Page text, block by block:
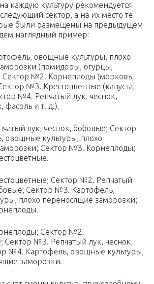
каждую культуру рекомендуется
сектор, а на их место те
были размещены на предыдущем
наглядный пример:
овощные культуры, плохо
(помидоры, огурцы,
Сектор №2. Корнеплоды (морковь,
№3. Крестоцветные (капуста,
№4. Репчатый лук, чеснок,
фасоль и т. д.).
лук, чеснок, бобовые; Сектор
овощные культуры, плохо
Сектор №3. Корнеплоды;
Сектор №2. Репчатый
Сектор №3. Картофель,
плохо переносящие заморозки;
Сектор №2.
Сектор №3. Репчатый лук, чеснок,
№4. Картофель, овощные культуры,
заморозки.